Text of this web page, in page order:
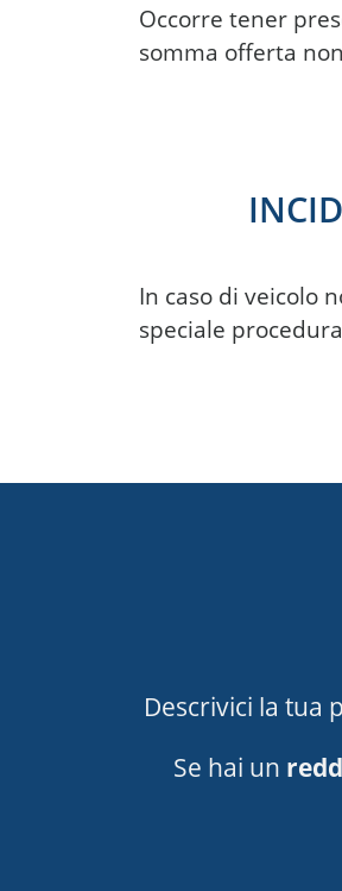
Occorre tener
somma offerta
In caso di veicolo
speciale
Descrivici la tua
Se hai un